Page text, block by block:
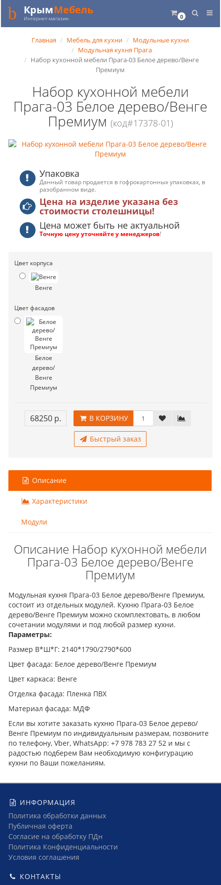
0
КрымМебель
Интернет-магазин
Главная Мебель для кухни
Модульные кухни
Модульная кухня Прага
Набор кухонной мебели Прага-03 Белое дерево/Венге
Премиум
Набор кухонной мебели
Прага-03 Белое дерево/Венге
Премиум (код#17378-01)
Упаковка
Данный товар продается в гофрокартонных упаковках, в
разобранном виде.
Цена на изделие указана без
стоимости столешницы!
Цена может быть не актуальной
Точную цену уточняйте у менеджеров!
Цвет корпуса
Венге
Цвет фасадов
Белое
дерево/
Венге
Премиум
68250 р. В КОРЗИНУ
Быстрый заказ
Описание
Характеристики
Модули
Описание Набор кухонной мебели
Прага-03 Белое дерево/Венге
Премиум
Модульная кухня Прага-03 Белое дерево/Венге Премиум,
состоит из отдельных модулей. Кухню Прага-03 Белое
дерево/Венге Премиум можно скомплектовать, в любом
сочетании модулями и под любой размер кухни.
Параметры:
Размер В*Ш*Г: 2140*1790/2790*600
Цвет фасада: Белое дерево/Венге Премиум
Цвет каркаса: Венге
Отделка фасада: Пленка ПВХ
Материал фасада: МДФ
Если вы хотите заказать кухню Прага-03 Белое дерево/
Венге Премиум по индивидуальным размерам, позвоните
по телефону, Vber, WhatsApp: +7 978 783 27 52 и мы с
радостью подберем Вам необходимую конфигурацию
кухни по Ваши пожеланиям.
ИНФОРМАЦИЯ
Политика обработки данных
Публичная оферта
Согласие на обработку ПДн
Политика Конфиденциальности
Условия соглашения
КОНТАКТЫ